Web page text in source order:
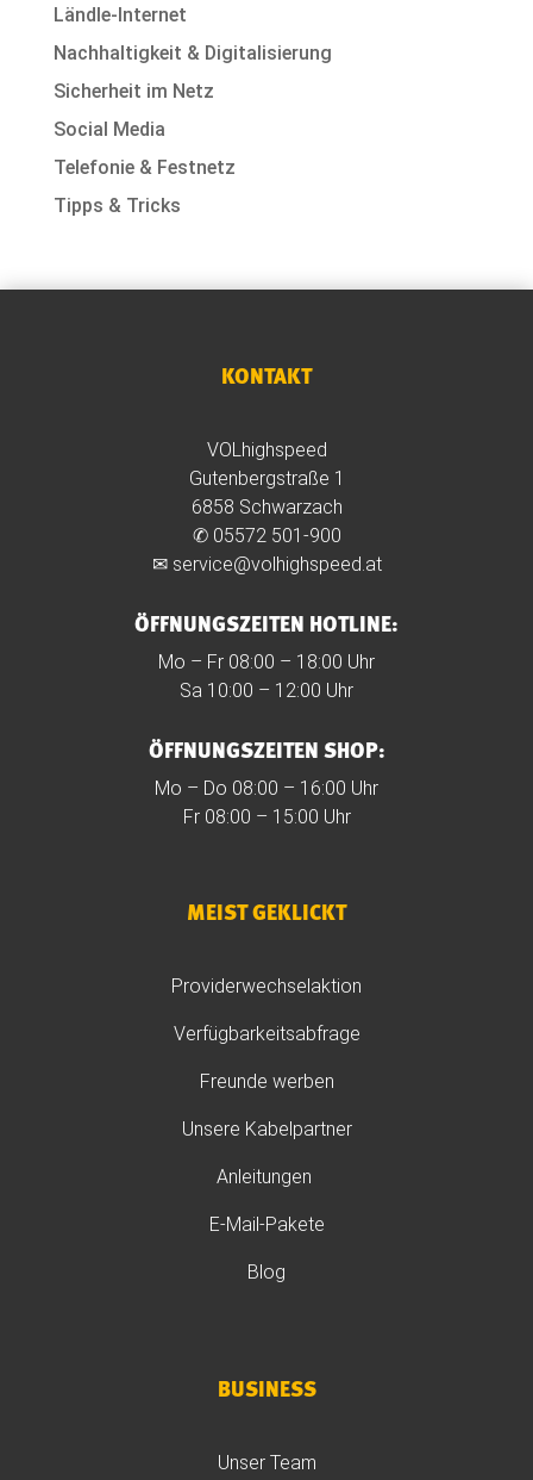
Ländle-Internet
Nachhaltigkeit & Digitalisierung
Sicherheit im Netz
Social Media
Telefonie & Festnetz
Tipps & Tricks
KONTAKT
VOLhighspeed
Gutenbergstraße 1
6858 Schwarzach
✆ 05572 501-900
✉ service@volhighspeed.at
ÖFFNUNGSZEITEN HOTLINE:
Mo – Fr 08:00 – 18:00 Uhr
Sa 10:00 – 12:00 Uhr
ÖFFNUNGSZEITEN SHOP:
Mo – Do 08:00 – 16:00 Uhr
Fr 08:00 – 15:00 Uhr
MEIST GEKLICKT
Providerwechselaktion
Verfügbarkeitsabfrage
Freunde werben
Unsere Kabelpartner
Anleitungen
E-Mail-Pakete
Blog
BUSINESS
Unser Team